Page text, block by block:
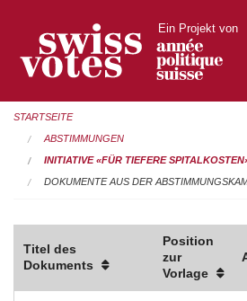
Ein Projekt von
STARTSEITE
ABSTIMMUNGEN
INITIATIVE «FÜR TIEFERE
DOKUMENTE AUS DER
Titel des
Dokuments
Position
zur
Vorlage